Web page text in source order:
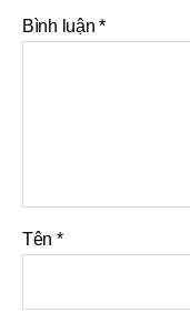
Bình luận*
Tên *